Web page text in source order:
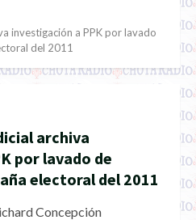
investigación a PPK por lavado
del 2011
archiva
por lavado de
electoral del 2011
Concepción